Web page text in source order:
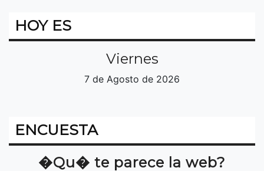
HOY ES
Viernes
7 de Agosto de 2026
ENCUESTA
�Qu� te parece la web?